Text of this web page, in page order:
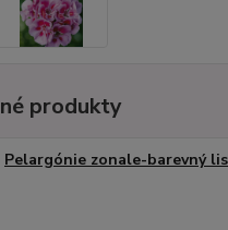
produkty
Pelargónie zonale-barevný